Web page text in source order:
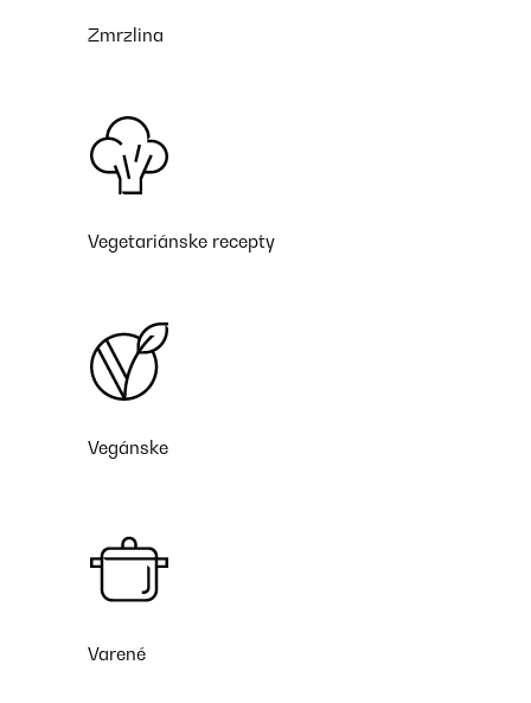
Zmrzlina
Vegetariánske recepty
Vegánske
Varené